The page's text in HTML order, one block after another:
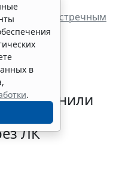
являться встречным
напомнили
ЛК
в
.